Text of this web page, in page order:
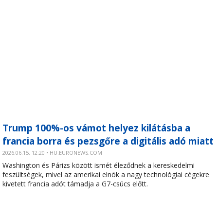
Trump 100%-os vámot helyez kilátásba a
francia borra és pezsgőre a digitális adó miatt
2026.06.15. 12:20 • HU.EURONEWS.COM
Washington és Párizs között ismét éleződnek a kereskedelmi
feszültségek, mivel az amerikai elnök a nagy technológiai cégekre
kivetett francia adót támadja a G7-csúcs előtt.